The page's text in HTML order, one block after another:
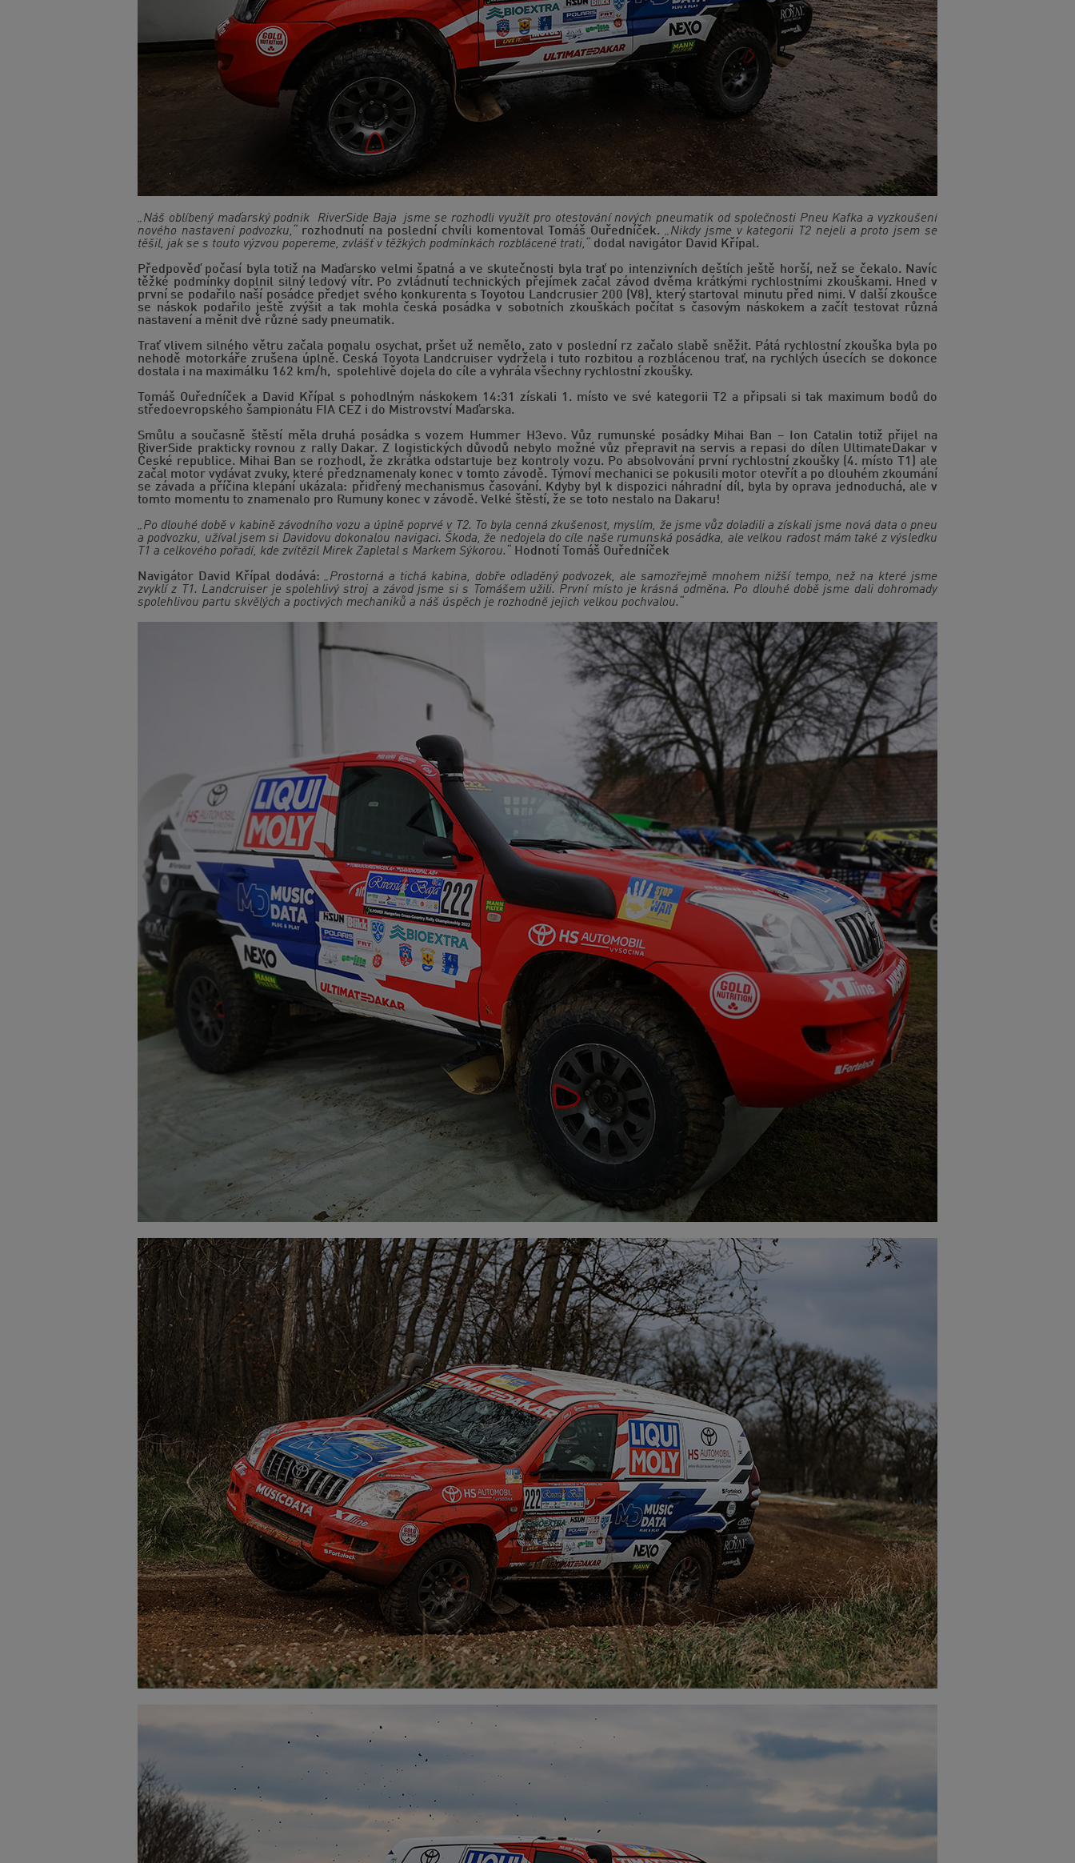
„Náš oblíbený maďarský podnik RiverSide Baja jsme se rozhodli využít pro otestování nových pneumatik od společnosti Pneu Kafka a vyzkoušení
nového nastavení podvozku,“
rozhodnutí na poslední chvíli komentoval Tomáš Ouředníček. „Nikdy jsme v kategorii T2 nejeli a proto jsem se
těšil, jak se s touto výzvou popereme, zvlášť v těžkých podmínkách rozblácené trati,“
dodal navigátor David Křípal.
Předpověď počasí byla totiž na Maďarsko velmi špatná a ve skutečnosti byla trať po intenzivních deštích ještě horší, než se čekalo. Navíc
těžké podmínky doplnil silný ledový vítr. Po zvládnutí technických přejímek začal závod dvěma krátkými rychlostními zkouškami. Hned v
první se podařilo naší posádce předjet svého konkurenta s Toyotou Landcrusier 200 (V8), který startoval minutu před nimi. V další zkoušce
se náskok podařilo ještě zvýšit a tak mohla česká posádka v sobotních zkouškách počítat s časovým náskokem a začít testovat různá
nastavení a měnit dvě různé sady pneumatik.
Trať vlivem silného větru začala pomalu osychat, pršet už nemělo, zato v poslední rz začalo slabě sněžit. Pátá rychlostní zkouška byla po
nehodě motorkáře zrušena úplně. Česká Toyota Landcruiser vydržela i tuto rozbitou a rozblácenou trať, na rychlých úsecích se dokonce
dostala i na maximálku 162 km/h, spolehlivě dojela do cíle a vyhrála všechny rychlostní zkoušky.
Tomáš Ouředníček a David Křípal s pohodlným náskokem 14:31 získali 1. místo ve své kategorii T2 a připsali si tak maximum bodů do
středoevropského šampionátu FIA CEZ i do Mistrovství Maďarska.
Smůlu a současně štěstí měla druhá posádka s vozem Hummer H3evo. Vůz rumunské posádky Mihai Ban – Ion Catalin totiž přijel na
RiverSide prakticky rovnou z rally Dakar. Z logistických důvodů nebylo možné vůz přepravit na servis a repasi do dílen UltimateDakar v
České republice. Mihai Ban se rozhodl, že zkrátka odstartuje bez kontroly vozu. Po absolvování první rychlostní zkoušky (4. místo T1) ale
začal motor vydávat zvuky, které předznamenaly konec v tomto závodě. Týmoví mechanici se pokusili motor otevřít a po dlouhém zkoumání
se závada a příčina klepání ukázala: přidřený mechanismus časování. Kdyby byl k dispozici náhradní díl, byla by oprava jednoduchá, ale v
tomto momentu to znamenalo pro Rumuny konec v závodě. Velké štěstí, že se toto nestalo na Dakaru!
„Po dlouhé době v kabině závodního vozu a úplně poprvé v T2. To byla cenná zkušenost, myslím, že jsme vůz doladili a získali jsme nová data o pneu
a podvozku, užíval jsem si Davidovu dokonalou navigaci. Škoda, že nedojela do cíle naše rumunská posádka, ale velkou radost mám také z výsledku
T1 a celkového pořadí, kde zvítězil Mirek Zapletal s Markem Sýkorou.“
Hodnotí Tomáš Ouředníček
Navigátor David Křípal dodává:„Prostorná a tichá kabina, dobře odladěný podvozek, ale samozřejmě mnohem nižší tempo, než na které jsme
zvyklí z T1. Landcruiser je spolehlivý stroj a závod jsme si s Tomášem užili. První místo je krásná odměna. Po dlouhé době jsme dali dohromady
spolehlivou partu skvělých a poctivých mechaniků a náš úspěch je rozhodně jejich velkou pochvalou.“